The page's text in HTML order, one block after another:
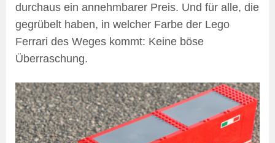
durchaus ein annehmbarer Preis. Und für alle, die
gegrübelt haben, in welcher Farbe der Lego
Ferrari des Weges kommt: Keine böse
Überraschung.